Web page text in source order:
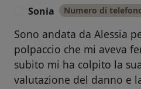
Sonia Numero di
Sono andata da Alessia
polpaccio che mi aveva
subito mi ha colpito la
valutazione del danno e